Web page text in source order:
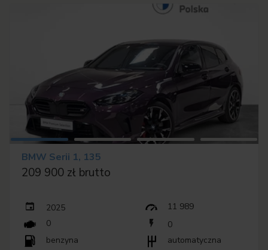
BMW Serii 1, 135
209 900 zł brutto
2025
11 989
0
0
benzyna
automatyczna